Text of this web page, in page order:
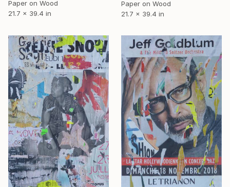
Paper on Wood
21.7 x 39.4 in
Paper on Wood
21.7 x 39.4 in